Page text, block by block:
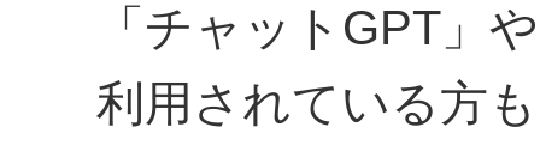
「チャットGPT」
利用されている方